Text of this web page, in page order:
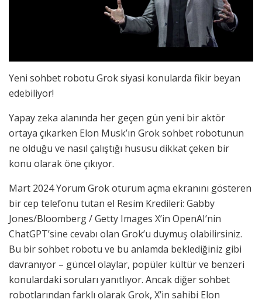
Yeni sohbet robotu Grok siyasi konularda fikir beyan
edebiliyor!
Yapay zeka alanında her geçen gün yeni bir aktör
ortaya çıkarken Elon Musk’ın Grok sohbet robotunun
ne olduğu ve nasıl çalıştığı hususu dikkat çeken bir
konu olarak öne çıkıyor.
Mart 2024 Yorum Grok oturum açma ekranını gösteren
bir cep telefonu tutan el Resim Kredileri: Gabby
Jones/Bloomberg / Getty Images X’in OpenAI’nin
ChatGPT’sine cevabı olan Grok’u duymuş olabilirsiniz.
Bu bir sohbet robotu ve bu anlamda beklediğiniz gibi
davranıyor – güncel olaylar, popüler kültür ve benzeri
konulardaki soruları yanıtlıyor. Ancak diğer sohbet
robotlarından farklı olarak Grok, X’in sahibi Elon